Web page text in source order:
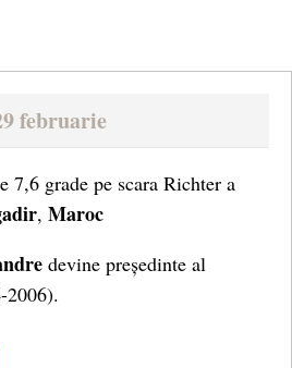
februarie
7,6 grade pe scara Richter a
, Maroc
devine președinte al
2006).